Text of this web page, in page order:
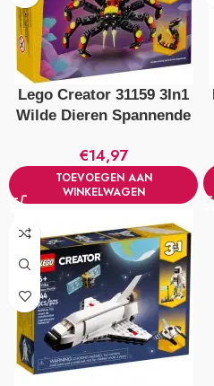
Lego Creator 31159 3In1
Wilde Dieren Spannende
€14,97
TOEVOEGEN AAN
WINKELWAGEN